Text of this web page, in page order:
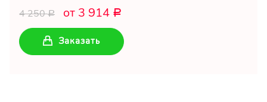
4 250Р от 3 914 Р
Заказать